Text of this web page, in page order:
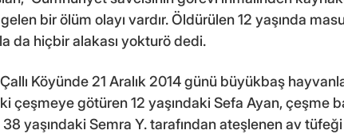
bir ölüm olayı vardır. Öldürülen 12 yaşında
da hiçbir alakası yokturö dedi.
Köyünde 21 Aralık 2014 günü büyükbaş
çeşmeye götüren 12 yaşındaki Sefa Ayan, çeşme
38 yaşındaki Semra Y. tarafından ateşlenen av tüfeği